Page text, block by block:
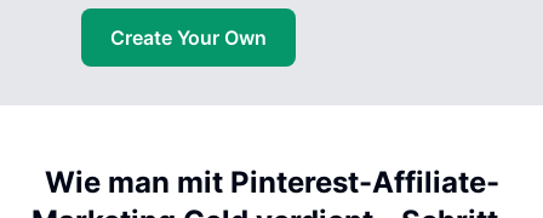
Create Your Own
Wie man mit Pinterest-Affiliate-